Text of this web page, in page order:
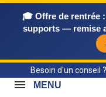
🎓 Offre de rentrée :
supports — remise
Besoin d'un conseil ?
MENU